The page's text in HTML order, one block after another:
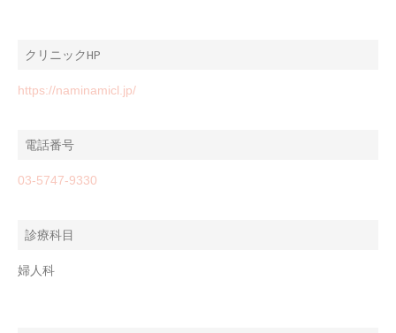
クリニックHP
https://naminamicl.jp/
電話番号
03-5747-9330
診療科目
婦人科